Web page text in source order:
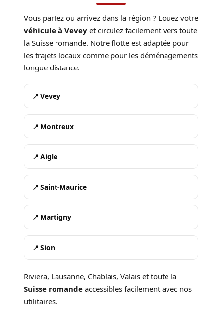
Vous partez ou arrivez dans la région ? Louez votre
véhicule à Vevey et circulez facilement vers toute
la Suisse romande. Notre flotte est adaptée pour
les trajets locaux comme pour les déménagements
longue distance.
Vevey
Montreux
Aigle
Saint-Maurice
Martigny
Sion
Riviera, Lausanne, Chablais, Valais et toute la
Suisse romande accessibles facilement avec nos
utilitaires.